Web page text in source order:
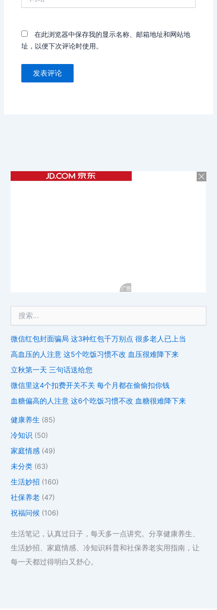
在此浏览器中保存我的显示名称、邮箱地址和网站地
址，以便下次评论时使用。
微信红包封面骗局 这3种红包千万别点 很多老人已上当
高血压的人注意 这5个吃饭习惯不改 血压很难降下来
立秋第一天 三句话送给您
微信里这4个扣费开关不关 每个月都在偷偷扣你钱
血糖偏高的人注意 这6个吃饭习惯不改 血糖很难降下来
健康养生 (85)
冷知识 (50)
家庭情感 (49)
未分类 (63)
生活妙招 (160)
社保养老 (47)
祝福问候 (106)
生活笔记，认真过日子，每天多一点讲究。分享健康养生、
生活妙招、家庭情感、冷知识科普和社保养老实用指南，让
每一天都过得明白又舒心。